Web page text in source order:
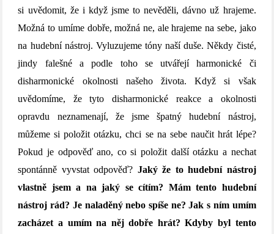
si uvědomit, že i když jsme to nevěděli, dávno už hrajeme.
Možná to umíme dobře, možná ne, ale hrajeme na sebe, jako
na hudební nástroj. Vyluzujeme tóny naší duše. Někdy čisté,
jindy falešné a podle toho se utvářejí harmonické či
disharmonické okolnosti našeho života. Když si však
uvědomíme, že tyto disharmonické reakce a okolnosti
opravdu neznamenají, že jsme špatný hudební nástroj,
můžeme si položit otázku, chci se na sebe naučit hrát lépe?
Pokud je odpověď ano, co si položit další otázku a nechat
spontánně vyvstat odpověď? Jaký že to hudební nástroj
vlastně jsem a na jaký se cítím? Mám tento hudební
nástroj rád? Je naladěný nebo spíše ne? Jak s ním umím
zacházet a umím na něj dobře hrát? Kdyby byl tento